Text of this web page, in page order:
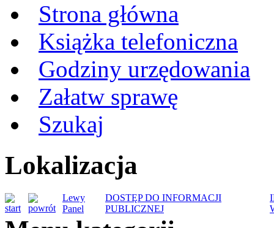
Strona główna
Książka telefoniczna
Godziny urzędowania
Załatw sprawę
Szukaj
Lokalizacja
Lewy
Panel
DOSTĘP DO INFORMACJI
PUBLICZNEJ